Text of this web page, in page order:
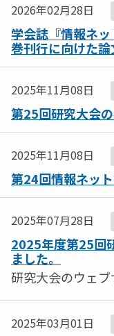
2026年02月28日
学会誌『情報ネ
巻刊行に向けた
2025年11月08日
第25回研究大会
2025年11月08日
第24回情報ネッ
2025年07月28日
2025年度第25回
ました。
研究大会のウェ
2025年03月01日